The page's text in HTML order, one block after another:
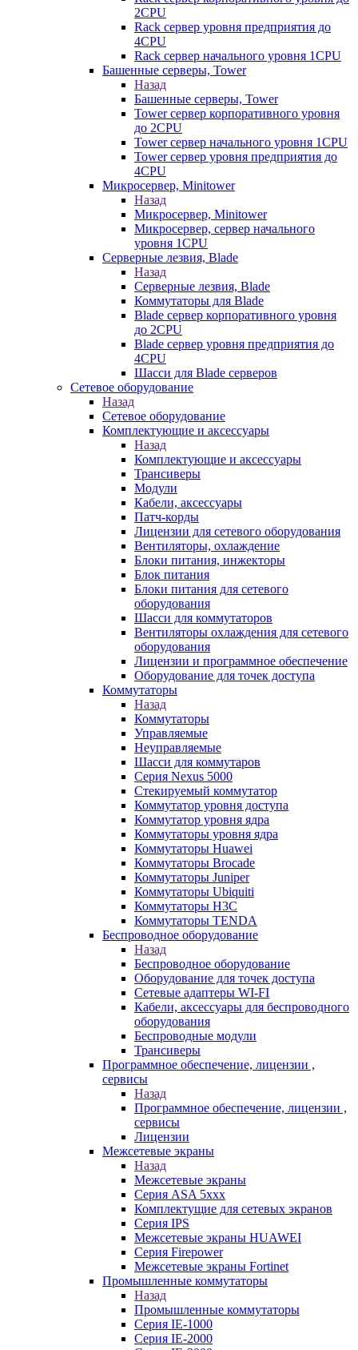
2CPU
Rack сервер уровня предприятия до
4CPU
Rack сервер начального уровня 1CPU
Башенные серверы, Tower
Назад
Башенные серверы, Tower
Tower сервер корпоративного уровня
до 2CPU
Tower сервер начального уровня 1CPU
Tower сервер уровня предприятия до
4CPU
Микросервер, Minitower
Назад
Микросервер, Minitower
Микросервер, сервер начального
уровня 1CPU
Серверные лезвия, Blade
Назад
Серверные лезвия, Blade
Коммутаторы для Blade
Blade сервер корпоративного уровня
до 2CPU
Blade сервер уровня предприятия до
4CPU
Шасси для Blade серверов
Сетевое оборудование
Назад
Сетевое оборудование
Комплектующие и аксессуары
Назад
Комплектующие и аксессуары
Трансиверы
Модули
Кабели, аксессуары
Патч-корды
Лицензии для сетевого оборудования
Вентиляторы, охлаждение
Блоки питания, инжекторы
Блок питания
Блоки питания для сетевого
оборудования
Шасси для коммутаторов
Вентиляторы охлаждения для сетевого
оборудования
Лицензии и программное обеспечение
Оборудование для точек доступа
Коммутаторы
Назад
Коммутаторы
Управляемые
Неуправляемые
Шасси для коммутаров
Серия Nexus 5000
Стекируемый коммутатор
Коммутатор уровня доступа
Коммутатор уровня ядра
Коммутаторы уровня ядра
Коммутаторы Huawei
Коммутаторы Brocade
Коммутаторы Juniper
Коммутаторы Ubiquiti
Коммутаторы H3C
Коммутаторы TENDA
Беспроводное оборудование
Назад
Беспроводное оборудование
Оборудование для точек доступа
Сетевые адаптеры WI-FI
Кабели, аксессуары для беспроводного
оборудования
Беспроводные модули
Трансиверы
Программное обеспечение, лицензии ,
сервисы
Назад
Программное обеспечение, лицензии ,
сервисы
Лицензии
Межсетевые экраны
Назад
Межсетевые экраны
Серия ASA 5xxx
Комплектущие для сетевых экранов
Серия IPS
Межсетевые экраны HUAWEI
Серия Firepower
Межсетевые экраны Fortinet
Промышленные коммутаторы
Назад
Промышленные коммутаторы
Серия IE-1000
Серия IE-2000